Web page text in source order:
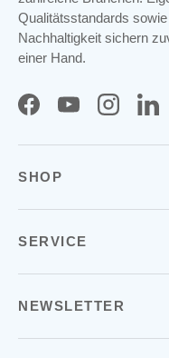
Qualitätsstandards
Nachhaltigkeit sichern
einer Hand.
FacebookYouTubeInstagram
SHOP
SERVICE
NEWSLETTER